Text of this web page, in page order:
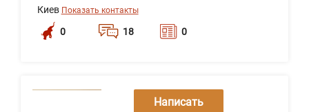
Киев Показать контакты
0 18 0
Написать